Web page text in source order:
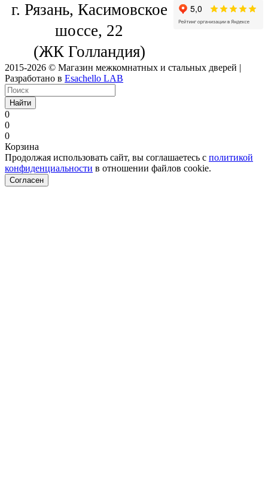
г. Рязань, Касимовское
шоссе, 22
(ЖК Голландия)
2015-2026 © Магазин межкомнатных и стальных дверей |
Разработано в Esachello LAB
Найти
0
0
0
Корзина
Продолжая использовать сайт, вы соглашаетесь с политикой
конфиденциальности в отношении файлов cookie.
Согласен